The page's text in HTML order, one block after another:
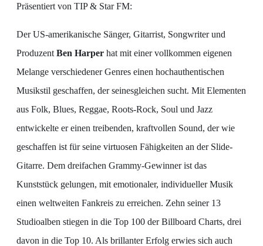
Präsentiert von TIP & Star FM:
Der US-amerikanische Sänger, Gitarrist, Songwriter und
Produzent Ben Harper hat mit einer vollkommen eigenen
Melange verschiedener Genres einen hochauthentischen
Musikstil geschaffen, der seinesgleichen sucht. Mit Elementen
aus Folk, Blues, Reggae, Roots-Rock, Soul und Jazz
entwickelte er einen treibenden, kraftvollen Sound, der wie
geschaffen ist für seine virtuosen Fähigkeiten an der Slide-
Gitarre. Dem dreifachen Grammy-Gewinner ist das
Kunststück gelungen, mit emotionaler, individueller Musik
einen weltweiten Fankreis zu erreichen. Zehn seiner 13
Studioalben stiegen in die Top 100 der Billboard Charts, drei
davon in die Top 10. Als brillanter Erfolg erwies sich auch